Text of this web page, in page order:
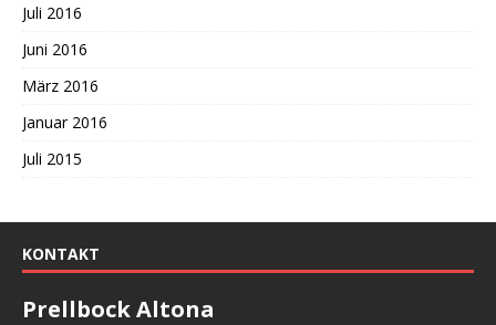
Juli 2016
Juni 2016
März 2016
Januar 2016
Juli 2015
KONTAKT
Prellbock Altona